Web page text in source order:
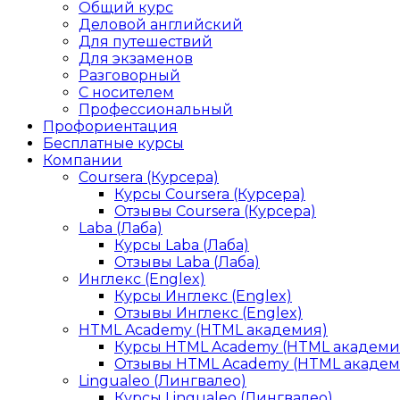
Общий курс
Деловой английский
Для путешествий
Для экзаменов
Разговорный
С носителем
Профессиональный
Профориентация
Бесплатные курсы
Компании
Coursera (Курсера)
Курсы Coursera (Курсера)
Отзывы Coursera (Курсера)
Laba (Лаба)
Курсы Laba (Лаба)
Отзывы Laba (Лаба)
Инглекс (Englex)
Курсы Инглекс (Englex)
Отзывы Инглекс (Englex)
HTML Academy (HTML академия)
Курсы HTML Academy (HTML
Отзывы HTML Academy (HTML
Lingualeo (Лингвалео)